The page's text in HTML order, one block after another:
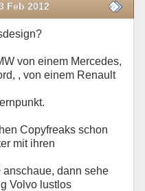
Feb 2012
von einem Mercedes,
, von einem Renault
Copyfreaks schon
mit ihren
dann sehe
Volvo lustlos